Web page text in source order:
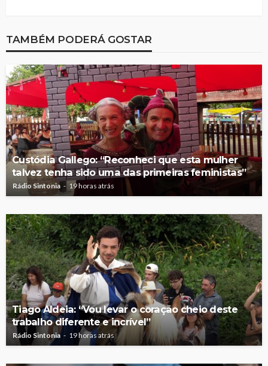
TAMBÉM PODERÁ GOSTAR
Custódia Gallego: “Reconheci que esta mulher
talvez tenha sido uma das primeiras feministas”
Rádio Sintonia 19 horas atrás
Tiago Aldeia: “Vou levar o coração cheio deste
trabalho diferente e incrível”
Rádio Sintonia 19 horas atrás